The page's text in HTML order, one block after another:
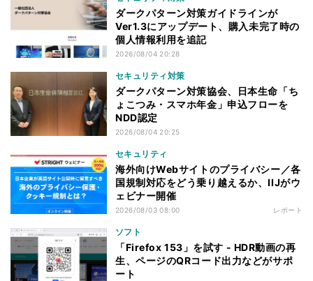
ダークパターン対策ガイドラインが
Ver1.3にアップデート、購入未完了時の
個人情報利用を追記
2026/08/04 20:28
セキュリティ対策
ダークパターン対策協会、日本生命「ち
ょこつみ・スマホ年金」申込フローを
NDD認定
2026/08/04 20:25
セキュリティ
海外向けWebサイトのプライバシー／各
国規制対応をどう乗り越えるか、IIJがウ
ェビナー開催
2026/08/03 08:00 レポート
ソフト
「Firefox 153」を試す - HDR動画の再
生、ページのQRコード出力などがサポ
ート